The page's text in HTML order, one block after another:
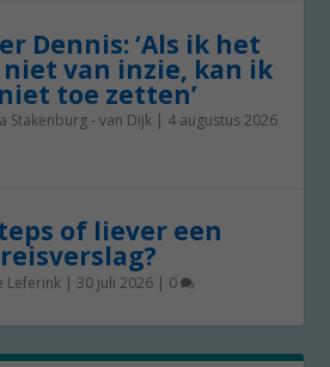
Dennis: ‘Als ik het
van inzie, kan ik
toe zetten’
Stakenburg - van Dijk | 4 augustus 2026
of liever een
Leferink | 30 juli 2026 | 0